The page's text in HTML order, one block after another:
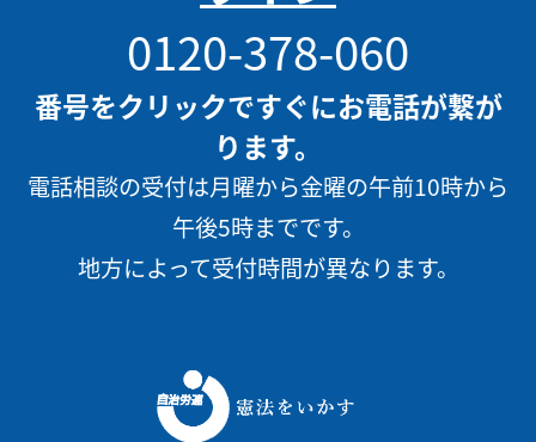
0120-378-060
番号をクリックですぐにお電話が繋が
ります。
電話相談の受付は月曜から金曜の午前10時から
午後5時までです。
地方によって受付時間が異なります。